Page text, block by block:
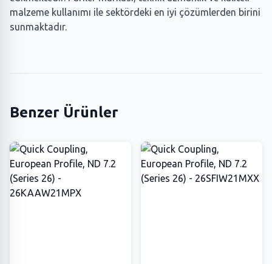
malzeme kullanımı ile sektördeki en iyi çözümlerden birini
sunmaktadır.
Benzer Ürünler